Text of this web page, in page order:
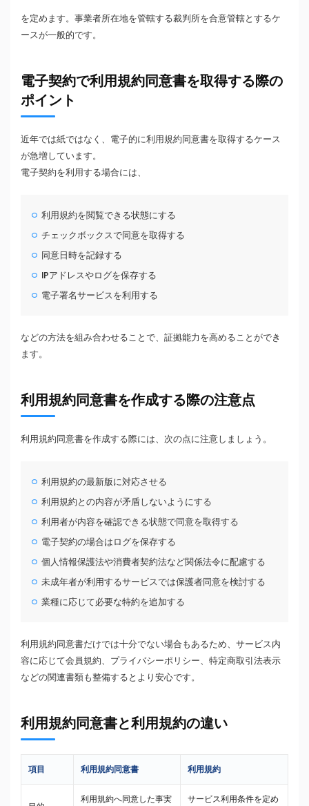
を定めます。事業者所在地を管轄する裁判所を合意管轄とするケ
ースが一般的です。
電子契約で利用規約同意書を取得する際の
ポイント
近年では紙ではなく、電子的に利用規約同意書を取得するケース
が急増しています。
電子契約を利用する場合には、
利用規約を閲覧できる状態にする
チェックボックスで同意を取得する
同意日時を記録する
IPアドレスやログを保存する
電子署名サービスを利用する
などの方法を組み合わせることで、証拠能力を高めることができ
ます。
利用規約同意書を作成する際の注意点
利用規約同意書を作成する際には、次の点に注意しましょう。
利用規約の最新版に対応させる
利用規約との内容が矛盾しないようにする
利用者が内容を確認できる状態で同意を取得する
電子契約の場合はログを保存する
個人情報保護法や消費者契約法など関係法令に配慮する
未成年者が利用するサービスでは保護者同意を検討する
業種に応じて必要な特約を追加する
利用規約同意書だけでは十分でない場合もあるため、サービス内
容に応じて会員規約、プライバシーポリシー、特定商取引法表示
などの関連書類も整備するとより安心です。
利用規約同意書と利用規約の違い
項目 利用規約同意書 利用規約
利用規約へ同意した事実
サービス利用条件を定め